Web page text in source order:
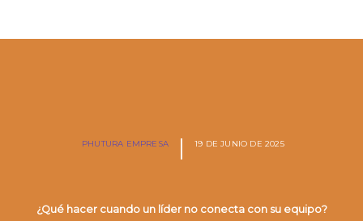
PHUTURA EMPRESA 19 DE JUNIO DE 2025
¿Qué hacer cuando un líder no conecta con su equipo?